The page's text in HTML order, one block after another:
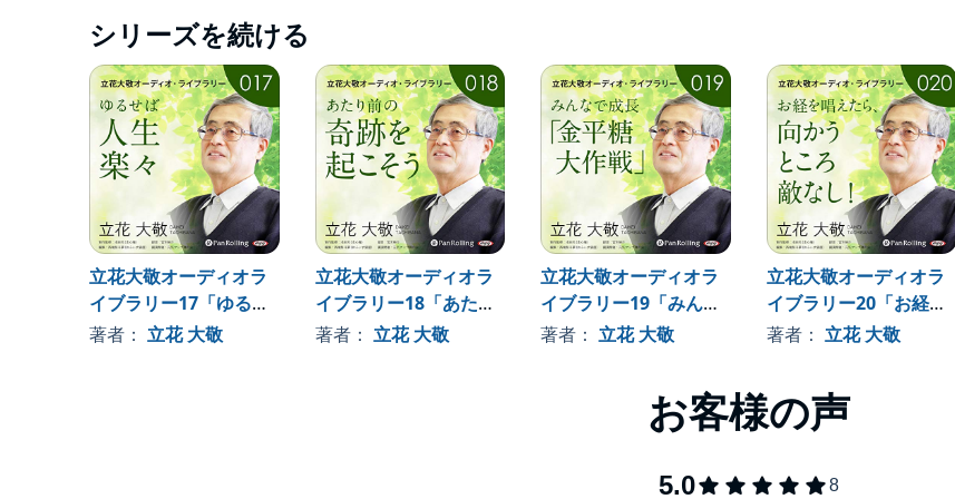
＜講演者：立花大敬（たちばな・だいけい）＞
1948年大阪生まれ。大阪大学にて生物工学を研究。19歳（大学在学中）で禅に入門。以後、曹洞宗、臨済宗
の諸老師に指導を受けてきた。42歳で天命を知る。48歳で≪しあわせ通信≫を開始。著述、講演活動を展開
中。「本心庵」から書籍化された『しあわせ通信』シリーズは、一般書店には並べていないにもかかわら
ず、現在、第十集まで刊行されるほどのロングセラーとなった。ほかに、『劇的に運が良くなるお経 般若心
経・延命十句観音経篇』『開運! まいにち神様 大祓詞で最強の「お清め」』（KADOKAWA）、『天界の禅者
大いに語る』『悟』『禅』『禅の達人たち』（潮文社）、『大敬詩集』『人生飛行術』『朗読CD版 立花大
敬先生 しあわせ通信』（本心庵）がある。
編集者
制作監修 池田光（本心庵）
編集 西端努斗夢（おふぃす猫屋）
録音 宮木裕介
シリーズを続ける
立花大敬オーディオラ
イブラリー17「ゆるせ
ば人生楽々」
著者： 立花 大敬
立花大敬オーディオラ
イブラリー18「あたり
前の奇跡を起こそう」
著者： 立花 大敬
立花大敬オーディオラ
イブラリー19「みんな
で成長『金平糖大作
著者：立花 大敬
立花大敬オーディオラ
イブラリー20「お経を
唱えたら、向かうとこ
著者： 立花 大敬